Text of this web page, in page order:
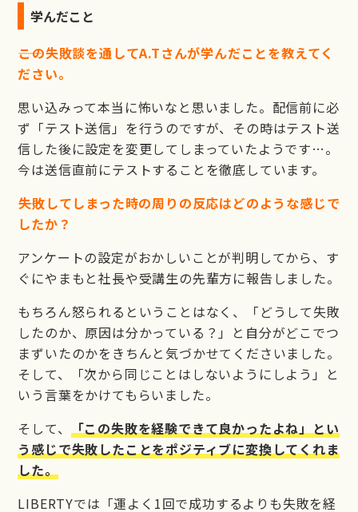
学んだこと
――この失敗談を通してA.Tさんが学んだことを教えてく
ださい。
思い込みって本当に怖いなと思いました。配信前に必
ず「テスト送信」を行うのですが、その時はテスト送
信した後に設定を変更してしまっていたようです…。
今は送信直前にテストすることを徹底しています。
――失敗してしまった時の周りの反応はどのような感じで
したか？
アンケートの設定がおかしいことが判明してから、す
ぐにやまもと社長や受講生の先輩方に報告しました。
もちろん怒られるということはなく、「どうして失敗
したのか、原因は分かっている？」と自分がどこでつ
まずいたのかをきちんと気づかせてくださいました。
そして、「次から同じことはしないようにしよう」と
いう言葉をかけてもらいました。
そして、 「この失敗を経験できて良かったよね」とい
う感じで失敗したことをポジティブに変換してくれま
した。
LIBERTYでは「運よく1回で成功するよりも失敗を経